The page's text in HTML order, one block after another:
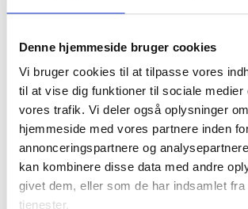
Denne hjemmeside bruger cookies
Vi bruger cookies til at tilpasse vores
til at vise dig funktioner til sociale medier
vores trafik. Vi deler også oplysninger
hjemmeside med vores partnere inden
annonceringspartnere og
kan kombinere disse data med andre
givet dem, eller som de har indsamlet
tjenester.
hjem.
Det er kun din fantasi der sætter
af skind i din indretning. Du kan lægge
bruge det i din yndlings lænestol, på
gulvet i soveværelset for ikke, at få
du står ud af sengen.
Uanset hvor du bruger dit lammeskind
garanteret en stemning der indbyder
stunder, og det sikre at du ikke fryser